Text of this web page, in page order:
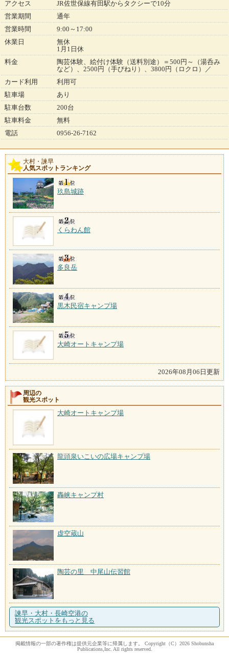
アクセス
JR佐世保線有田駅からタクシーで10分
営業期間
通年
営業時間
9:00～17:00
休業日
無休
1月1日休
料金
陶芸体験、絵付け体験（送料別途）＝500円～（湯呑み
など）、2500円（手びねり）、3800円（ロクロ）／
カード利用
利用可
駐車場
あり
駐車台数
200台
駐車料金
無料
電話
0956-26-7162
大村・諫早
人気スポットランキング
玖島城跡
くらわん館
多良岳
黒木民宿キャンプ場
大崎オートキャンプ場
2026年08月06日更新
周辺の
観光スポット
大崎オートキャンプ場
龍頭泉いこいの広場キャンプ場
轟峡キャンプ村
虚空蔵山
陶芸の里 中尾山伝習館
諫早・大村・長崎空港の
観光スポットをもっと見る
掲載情報の一部の著作権は提供元企業等に帰属します。 Copyright（C）2026 Shobunsha
Publications,Inc. All rights reserved.